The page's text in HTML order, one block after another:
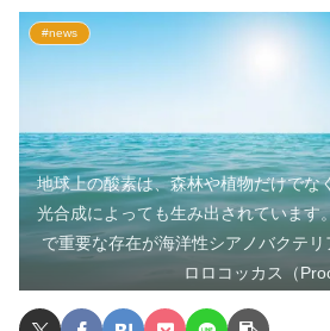
#news
地球上の酸素は、森林や植物だけでな
光合成によっても生み出されています
で重要な存在が海洋性シアノバクテ
ロロコッカス（